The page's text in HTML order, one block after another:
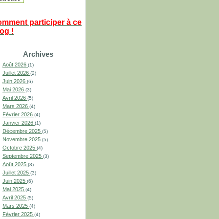
participer à ce
!
Archives
Août 2026 (1)
Juillet 2026 (2)
Juin 2026 (6)
Mai 2026 (3)
Avril 2026 (5)
Mars 2026 (4)
Février 2026 (4)
Janvier 2026 (1)
Décembre 2025 (5)
Novembre 2025 (5)
Octobre 2025 (4)
Septembre 2025 (3)
Août 2025 (3)
Juillet 2025 (3)
Juin 2025 (6)
Mai 2025 (4)
Avril 2025 (5)
Mars 2025 (4)
Février 2025 (4)